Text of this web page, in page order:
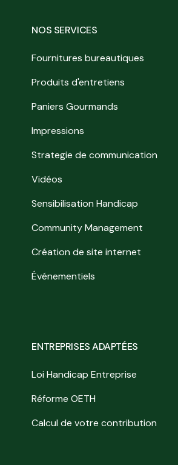
NOS SERVICES
Fournitures bureautiques
Produits d'entretiens
Paniers Gourmands
Impressions
Strategie de communication
Vidéos
Sensibilisation Handicap
Community Management
Création de site internet
Événementiels
ENTREPRISES ADAPTÉES
Loi Handicap Entreprise
Réforme OETH
Calcul de votre contribution